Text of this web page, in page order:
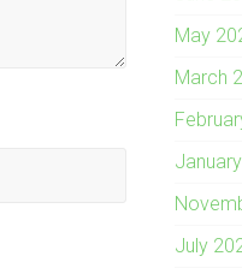
May
March
July